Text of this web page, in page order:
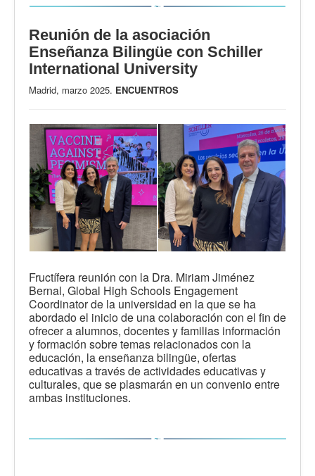
Reunión de la asociación
Enseñanza Bilingüe con Schiller
International University
Madrid, marzo 2025. ENCUENTROS
Fructífera reunión con la Dra. Miriam Jiménez
Bernal, Global High Schools Engagement
Coordinator de la universidad en la que se ha
abordado el inicio de una colaboración con el fin de
ofrecer a alumnos, docentes y familias información
y formación sobre temas relacionados con la
educación, la enseñanza bilingüe, ofertas
educativas a través de actividades educativas y
culturales, que se plasmarán en un convenio entre
ambas instituciones.